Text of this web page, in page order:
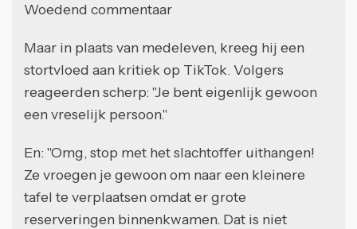
Woedend commentaar
Maar in plaats van medeleven, kreeg hij een
stortvloed aan kritiek op TikTok. Volgers
reageerden scherp: "Je bent eigenlijk gewoon
een vreselijk persoon."
En: "Omg, stop met het slachtoffer uithangen!
Ze vroegen je gewoon om naar een kleinere
tafel te verplaatsen omdat er grote
reserveringen binnenkwamen. Dat is niet